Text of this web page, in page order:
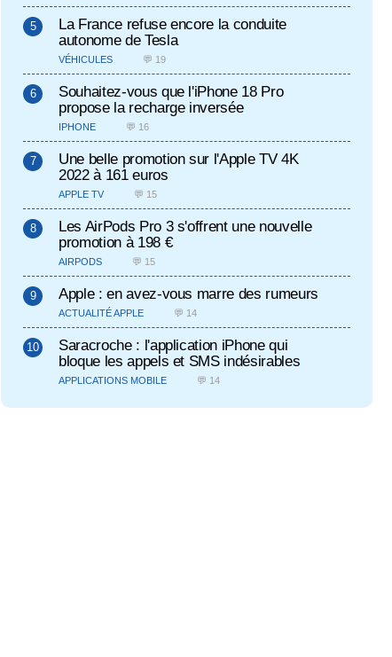
La France refuse encore la conduite
autonome de Tesla
VÉHICULES 💬 19
Souhaitez-vous que l'iPhone 18 Pro
propose la recharge inversée
IPHONE 💬 16
Une belle promotion sur l'Apple TV 4K
2022 à 161 euros
APPLE TV 💬 15
Les AirPods Pro 3 s'offrent une nouvelle
promotion à 198 €
AIRPODS 💬 15
Apple : en avez-vous marre des rumeurs
ACTUALITÉ APPLE 💬 14
Saracroche : l'application iPhone qui
bloque les appels et SMS indésirables
APPLICATIONS MOBILE 💬 14